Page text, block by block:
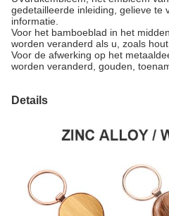
gedetailleerde inleiding, gelieve te
informatie.
Voor het bamboeblad in het
worden veranderd als u, zoals
Voor de afwerking op het
worden veranderd, gouden,
Details